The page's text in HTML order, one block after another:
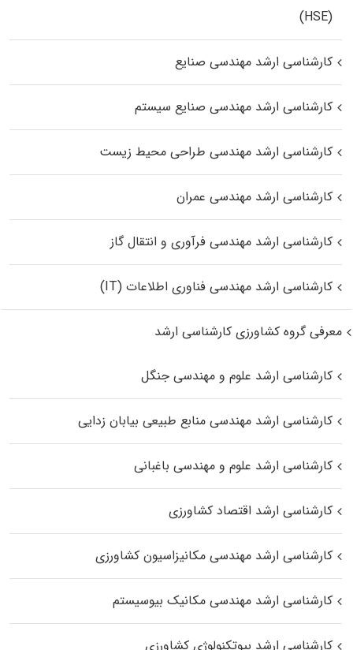
(HSE)
کارشناسی ارشد مهندسی صنایع
کارشناسی ارشد مهندسی صنایع سیستم
کارشناسی ارشد مهندسی طراحی محیط زیست
کارشناسی ارشد مهندسی عمران
کارشناسی ارشد مهندسی فرآوری و انتقال گاز
کارشناسی ارشد مهندسی فناوری اطلاعات (IT)
معرفی گروه کشاورزی کارشناسی ارشد
کارشناسی ارشد علوم و مهندسی جنگل
کارشناسی ارشد مهندسی منابع طبیعی بیابان زدایی
کارشناسی ارشد علوم و مهندسی باغبانی
کارشناسی ارشد اقتصاد کشاورزی
کارشناسی ارشد مهندسی مکانیزاسیون کشاورزی
کارشناسی ارشد مهندسی مکانیک بیوسیستم
کارشناسی ارشد بیوتکنولوژی کشاورزی